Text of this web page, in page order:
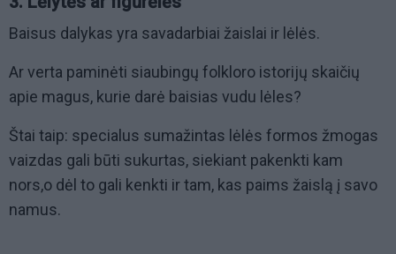
Baisus dalykas yra savadarbiai žaislai ir lėlės.
Ar verta paminėti siaubingų folkloro istorijų skaičių
apie magus, kurie darė baisias vudu lėles?
Štai taip: specialus sumažintas lėlės formos žmogas
vaizdas gali būti sukurtas, siekiant pakenkti kam
nors,o dėl to gali kenkti ir tam, kas paims žaislą į savo
namus.